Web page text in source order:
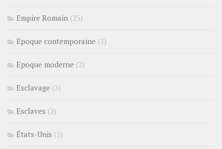
Empire Romain (25)
Epoque contemporaine (1)
Epoque moderne (2)
Esclavage (3)
Esclaves (3)
États-Unis (5)